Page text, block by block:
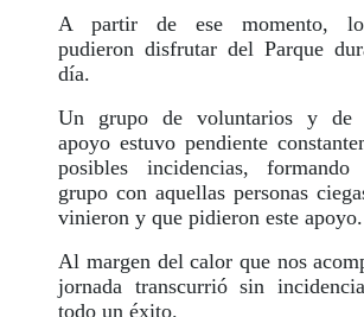
A partir de ese momento,
pudieron disfrutar del Parque
día.
Un grupo de voluntarios y de
apoyo estuvo pendiente
posibles incidencias,
grupo con aquellas personas
vinieron y que pidieron este apoyo.
Al margen del calor que nos
jornada transcurrió sin
todo un éxito.